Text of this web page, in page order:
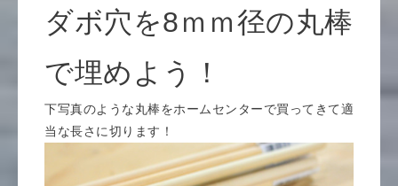
ダボ穴を8ｍｍ径の丸棒
で埋めよう！
下写真のような丸棒をホームセンターで買ってきて適
当な長さに切ります！